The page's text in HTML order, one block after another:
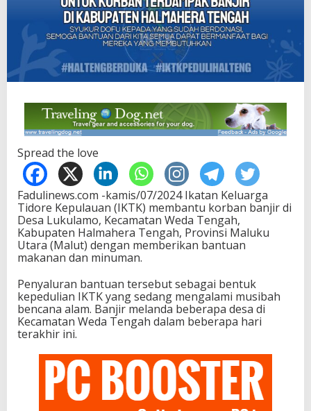
Spread the love
Fadulinews.com -kamis/07/2024 Ikatan Keluarga
Tidore Kepulauan (IKTK) membantu korban banjir di
Desa Lukulamo, Kecamatan Weda Tengah,
Kabupaten Halmahera Tengah, Provinsi Maluku
Utara (Malut) dengan memberikan bantuan
makanan dan minuman.
Penyaluran bantuan tersebut sebagai bentuk
kepedulian IKTK yang sedang mengalami musibah
bencana alam. Banjir melanda beberapa desa di
Kecamatan Weda Tengah dalam beberapa hari
terakhir ini.